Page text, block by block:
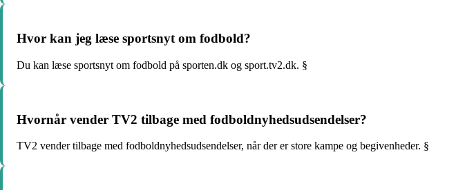
Hvor kan jeg læse sportsnyt om fodbold?
Du kan læse sportsnyt om fodbold på sporten.dk og sport.tv2.dk. §
Hvornår vender TV2 tilbage med fodboldnyhedsudsendelser?
TV2 vender tilbage med fodboldnyhedsudsendelser, når der er store kampe og begivenheder. §